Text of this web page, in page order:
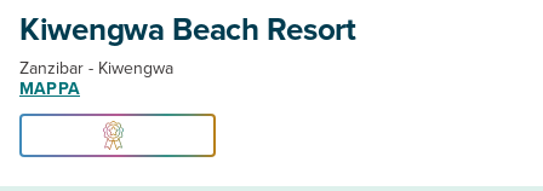
Kiwengwa Beach Resort
Zanzibar - Kiwengwa
MAPPA